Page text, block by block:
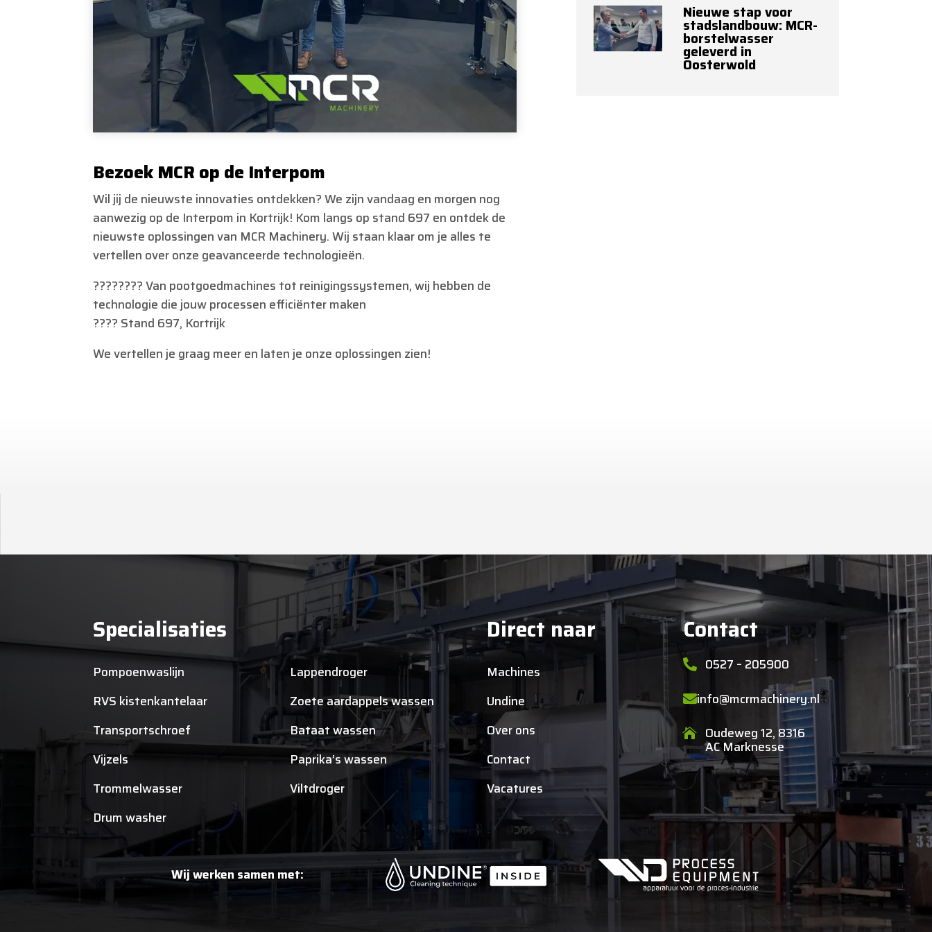
Bezoek MCR op de Interpom
Wil jij de nieuwste innovaties ontdekken? We zijn vandaag en morgen nog
aanwezig op de Interpom in Kortrijk! Kom langs op stand 697 en ontdek de
nieuwste oplossingen van MCR Machinery. Wij staan klaar om je alles te
vertellen over onze geavanceerde technologieën.
????‍???? Van pootgoedmachines tot reinigingssystemen, wij hebben de
technologie die jouw processen efficiënter maken
???? Stand 697, Kortrijk
We vertellen je graag meer en laten je onze oplossingen zien!
Nieuwe stap voor
stadslandbouw: MCR-
borstelwasser
geleverd in
Oosterwold
Specialisaties
Pompoenwaslijn
RVS kistenkantelaar
Transportschroef
Vijzels
Trommelwasser
Drum washer
Lappendroger
Zoete aardappels wassen
Bataat wassen
Paprika’s wassen
Viltdroger
Direct naar
Machines
Undine
Over ons
Contact
Vacatures
Contact
 0527 – 205900
info@mcrmachinery.nl
 Oudeweg 12, 8316
AC Marknesse
Wij werken samen met: